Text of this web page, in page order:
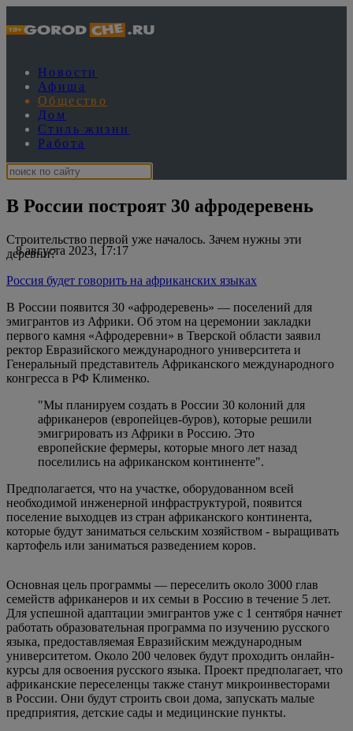
Новости
Афиша
Общество
Дом
Стиль жизни
Работа
В России построят 30 афродеревень
8 августа 2023, 17:17
Строительство первой уже началось. Зачем нужны эти
деревни?
Россия будет говорить на африканских языках
В России появится 30 «афродеревень» — поселений для
эмигрантов из Африки. Об этом на церемонии закладки
первого камня «Афродеревни» в Тверской области заявил
ректор Евразийского международного университета и
Генеральный представитель Африканского международного
конгресса в РФ Клименко.
"Мы планируем создать в России 30 колоний для
африканеров (европейцев-буров), которые решили
эмигрировать из Африки в Россию. Это
европейские фермеры, которые много лет назад
поселились на африканском континенте".
Предполагается, что на участке, оборудованном всей
необходимой инженерной инфраструктурой, появится
поселение выходцев из стран африканского континента,
которые будут заниматься сельским хозяйством - выращивать
картофель или заниматься разведением коров.
Основная цель программы — переселить около 3000 глав
семейств африканеров и их семьи в Россию в течение 5 лет.
Для успешной адаптации эмигрантов уже с 1 сентября начнет
работать образовательная программа по изучению русского
языка, предоставляемая Евразийским международным
университетом. Около 200 человек будут проходить онлайн-
курсы для освоения русского языка. Проект предполагает, что
африканские переселенцы также станут микроинвесторами
в России. Они будут строить свои дома, запускать малые
предприятия, детские сады и медицинские пункты.